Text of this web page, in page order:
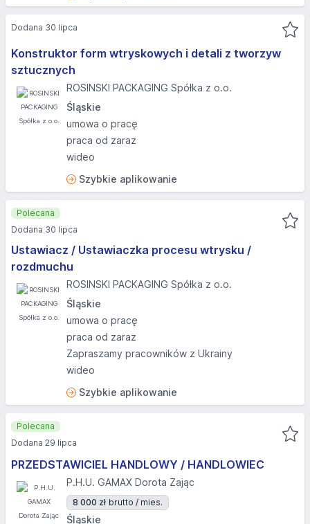
Konstruktor form wtryskowych i detali z tworzyw
sztucznych
ROSINSKI PACKAGING Spółka z o.o.
Śląskie
umowa o pracę
praca od zaraz
wideo
Szybkie aplikowanie
Dodana 30 lipca
Ustawiacz / Ustawiaczka procesu wtrysku /
rozdmuchu
ROSINSKI PACKAGING Spółka z o.o.
Śląskie
umowa o pracę
praca od zaraz
Zapraszamy pracowników z Ukrainy
wideo
Szybkie aplikowanie
Polecana
Dodana 30 lipca
PRZEDSTAWICIEL HANDLOWY / HANDLOWIEC
P.H.U. GAMAX Dorota Zając
8 000 zł brutto / mies.
Śląskie
Polecana
Dodana 29 lipca